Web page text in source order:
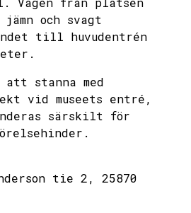
och svagt
till huvudentrén
stanna med
vid museets entré,
särskilt för
tie 2, 25870